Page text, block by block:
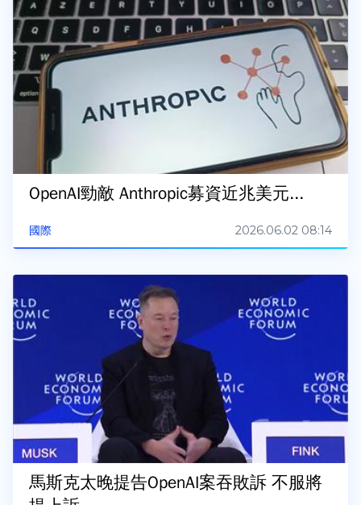
國際
OpenAI勁敵 Anthropic募資近兆美元...
2026.06.02 08:14
馬斯克太晚提告OpenAI案吞敗訴 不服將